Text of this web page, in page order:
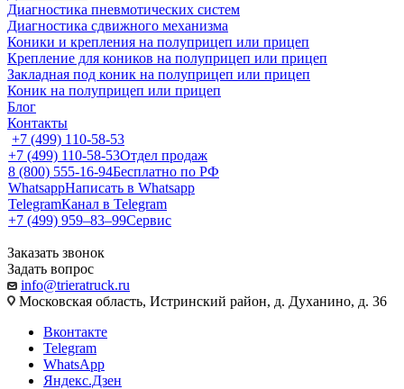
Диагностика пневмотических систем
Диагностика сдвижного механизма
Коники и крепления на полуприцеп или прицеп
Крепление для коников на полуприцеп или прицеп
Закладная под коник на полуприцеп или прицеп
Коник на полуприцеп или прицеп
Блог
Контакты
+7 (499) 110-58-53
+7 (499) 110-58-53Отдел продаж
8 (800) 555-16-94Бесплатно по РФ
WhatsappНаписать в Whatsapp
TelegramКанал в Telegram
+7 (499) 959‒83‒99Сервис
Заказать звонок
Задать вопрос
info@trieratruck.ru
Московская область, Истринский район, д. Духанино, д. 36
Вконтакте
Telegram
WhatsApp
Яндекс.Дзен